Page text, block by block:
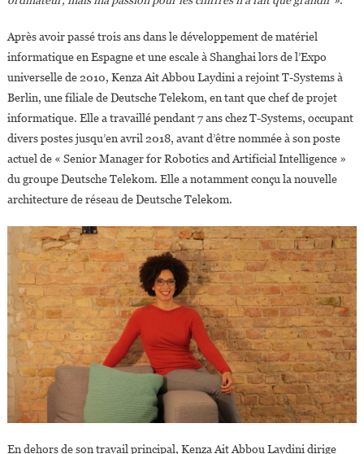
Après avoir passé trois ans dans le développement de matériel
informatique en Espagne et une escale à Shanghai lors de l’Expo
universelle de 2010, Kenza Ait Abbou Laydini a rejoint T-Systems à
Berlin, une filiale de Deutsche Telekom, en tant que chef de projet
informatique. Elle a travaillé pendant 7 ans chez T-Systems, occupant
divers postes jusqu’en avril 2018, avant d’être nommée à son poste
actuel de « Senior Manager for Robotics and Artificial Intelligence »
du groupe Deutsche Telekom. Elle a notamment conçu la nouvelle
architecture de réseau de Deutsche Telekom.
En dehors de son travail principal, Kenza Ait Abbou Laydini dirige